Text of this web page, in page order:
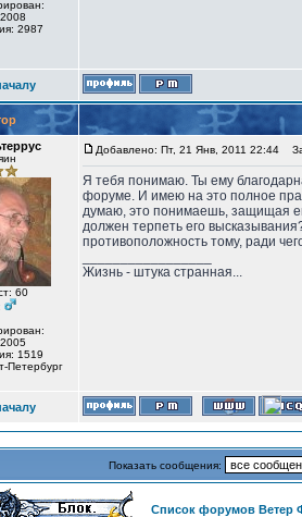
2987
60
1519
Петербург
Добавлено: Пт, 21 Янв, 2011 22:44
Я тебя понимаю. Ты ему
форуме. И имею на это полное
думаю, это понимаешь, защищая
должен терпеть его
противоположность тому, ради
Жизнь - штука странная...
Показать сообщения:
Список форумов Ветер